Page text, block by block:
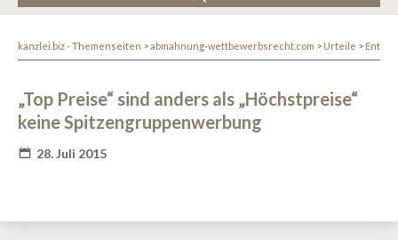
kanzlei.biz - Themenseiten abmahnung-wettbewerbsrecht.com Urteile
„Top Preise“ sind anders als „Höchstpreise“
keine Spitzengruppenwerbung
28. Juli 2015